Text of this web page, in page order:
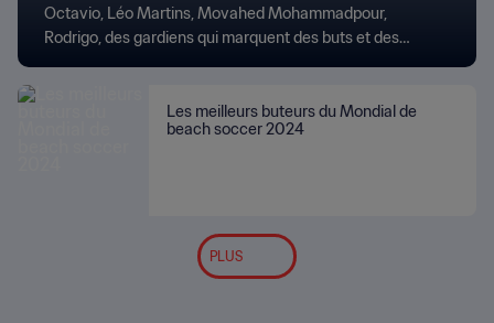
Octavio, Léo Martins, Movahed Mohammadpour,
Rodrigo, des gardiens qui marquent des buts et des
Les meilleurs buteurs du Mondial de
beach soccer 2024
PLUS